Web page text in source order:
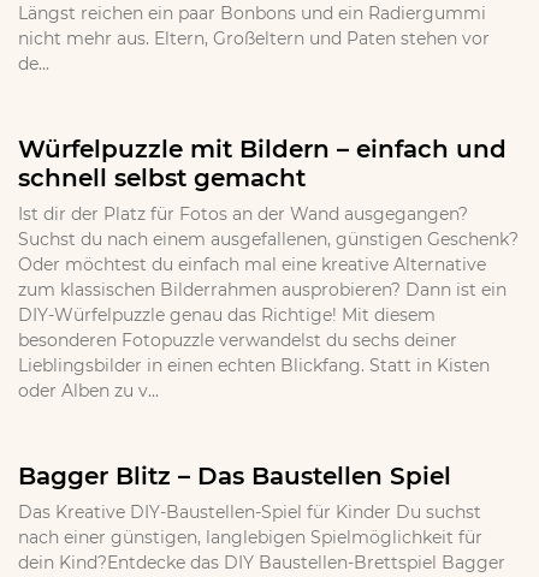
Längst reichen ein paar Bonbons und ein Radiergummi
nicht mehr aus. Eltern, Großeltern und Paten stehen vor
de...
Würfelpuzzle mit Bildern – einfach und
schnell selbst gemacht
Ist dir der Platz für Fotos an der Wand ausgegangen?
Suchst du nach einem ausgefallenen, günstigen Geschenk?
Oder möchtest du einfach mal eine kreative Alternative
zum klassischen Bilderrahmen ausprobieren? Dann ist ein
DIY-Würfelpuzzle genau das Richtige! Mit diesem
besonderen Fotopuzzle verwandelst du sechs deiner
Lieblingsbilder in einen echten Blickfang. Statt in Kisten
oder Alben zu v...
Bagger Blitz – Das Baustellen Spiel
Das Kreative DIY-Baustellen-Spiel für Kinder Du suchst
nach einer günstigen, langlebigen Spielmöglichkeit für
dein Kind?Entdecke das DIY Baustellen-Brettspiel Bagger